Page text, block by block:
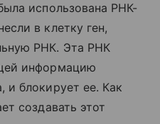
использована РНК-
в клетку ген,
РНК. Эта РНК
информацию
и блокирует ее. Как
создавать этот